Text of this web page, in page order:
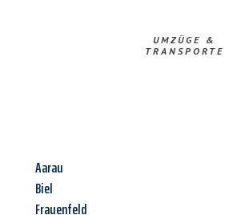
UMZÜGE &
TRANSPORTE
Aarau
Biel
Frauenfeld